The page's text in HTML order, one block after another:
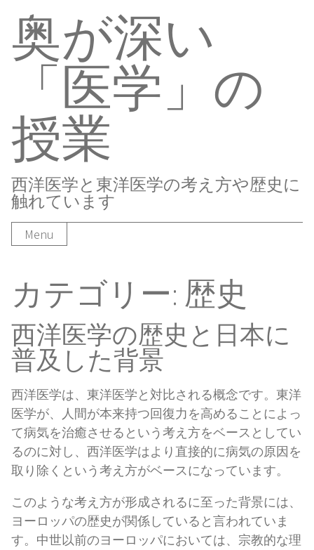
Skip
to
content
奥が深い
「医学」の
授業
西洋医学と東洋医学の考え方や歴史に
触れています
Menu
カテゴリー: 歴史
西洋医学の歴史と日本に
普及した背景
西洋医学は、東洋医学と対比される概念です。東洋
医学が、人間が本来持つ回復力を高めることによっ
て病気を治癒させるという考え方をベースとしてい
るのに対し、西洋医学はより直接的に病気の原因を
取り除くという考え方がベースになっています。
このような考え方が形成されるに至った背景には、
ヨーロッパの歴史が関係していると言われていま
す。中世以前のヨーロッパにおいては、宗教的な理